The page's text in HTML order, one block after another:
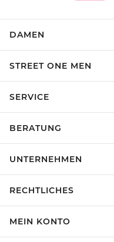
DAMEN
STREET ONE MEN
SERVICE
BERATUNG
UNTERNEHMEN
RECHTLICHES
MEIN KONTO